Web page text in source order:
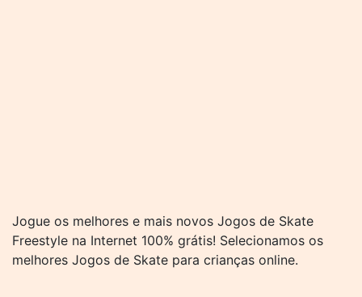
Jogue os melhores e mais novos Jogos de Skate
Freestyle na Internet 100% grátis! Selecionamos os
melhores Jogos de Skate para crianças online.